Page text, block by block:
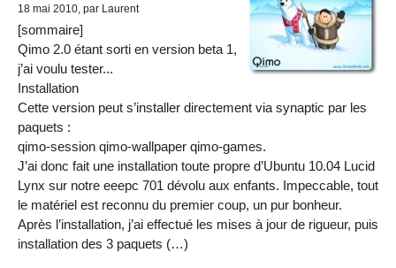
18 mai 2010, par Laurent
[sommaire]
Qimo 2.0 étant sorti en version beta 1,
j’ai voulu tester...
Installation
Cette version peut s’installer directement via synaptic par les
paquets :
qimo-session qimo-wallpaper qimo-games.
J’ai donc fait une installation toute propre d’Ubuntu 10.04 Lucid
Lynx sur notre eeepc 701 dévolu aux enfants. Impeccable, tout
le matériel est reconnu du premier coup, un pur bonheur.
Après l’installation, j’ai effectué les mises à jour de rigueur, puis
installation des 3 paquets (…)